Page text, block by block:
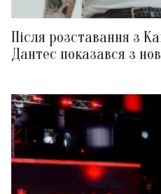
Після розставання з
Дантес показався з